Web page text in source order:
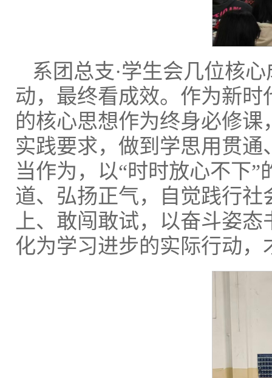
系团总支·学生会几位核
动，最终看成效。作为新
的核心思想作为终身必修
实践要求，做到学思用贯
当作为，以“时时放心不下
道、弘扬正气，自觉践行
上、敢闯敢试，以奋斗姿
化为学习进步的实际行动